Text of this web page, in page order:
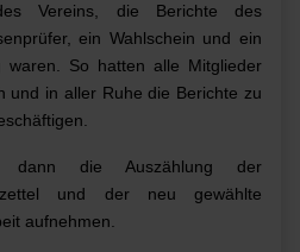
Vereins, die Berichte des
ein Wahlschein und ein
waren. So hatten alle Mitglieder
und in aller Ruhe die Berichte zu
dann die Auszählung der
und der neu gewählte
aufnehmen.